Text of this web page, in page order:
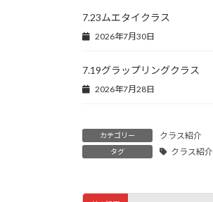
7.23ムエタイクラス
2026年7月30日
7.19グラップリングクラス
2026年7月28日
カテゴリー クラス紹介
タグ クラス紹介